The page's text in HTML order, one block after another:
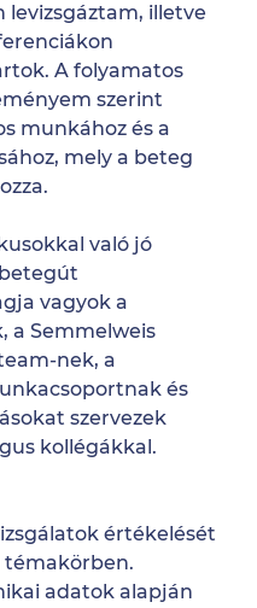
levizsgáztam, illetve
A folyamatos
szerint
munkához és a
mely a beteg
való jó
vagyok a
a Semmelweis
nek, a
és
szervezek
kollégákkal.
értékelését
témakörben.
adatok alapján